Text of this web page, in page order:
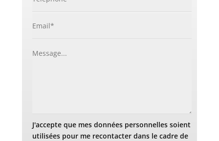
J'accepte que mes données personnelles soient
utilisées pour me recontacter dans le cadre de